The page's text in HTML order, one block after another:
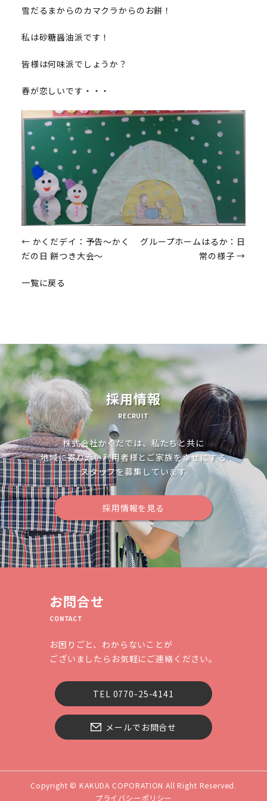
雪だるまからのカマクラからのお餅！
私は砂糖醤油派です！
皆様は何味派でしょうか？
春が恋しいです・・・
投
稿
ナ
ー
シ
ョ
ン
← かくだデイ：予告～かく
だの日 餅つき大会～
グループホームはるか：日
常の様子 →
一覧に戻る
採用情報
RECRUIT
株式会社かくだでは、私たちと共に
地域に寄り添い利用者様とご家族を幸せにする
スタッフを募集しています
採用情報を見る
お問合せ
CONTACT
お困りごと、わからないことが
ございましたらお気軽にご連絡ください。
TEL 0770-25-4141
メールでお問合せ
Copyright © KAKUDA COPORATION All Right Reserved.
プライバシーポリシー